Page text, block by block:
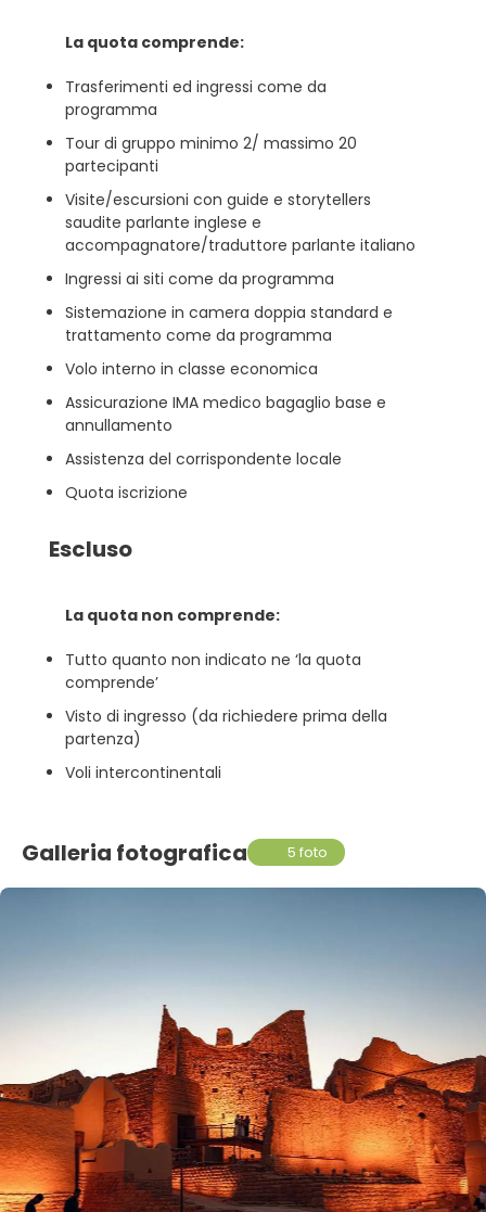
La quota comprende:
Trasferimenti ed ingressi come da
programma
Tour di gruppo minimo 2/ massimo 20
partecipanti
Visite/escursioni con guide e storytellers
saudite parlante inglese e
accompagnatore/traduttore parlante italiano
Ingressi ai siti come da programma
Sistemazione in camera doppia standard e
trattamento come da programma
Volo interno in classe economica
Assicurazione IMA medico bagaglio base e
annullamento
Assistenza del corrispondente locale
Quota iscrizione
Escluso
La quota non comprende:
Tutto quanto non indicato ne ‘la quota
comprende’
Visto di ingresso (da richiedere prima della
partenza)
Voli intercontinentali
Galleria fotografica 5 foto